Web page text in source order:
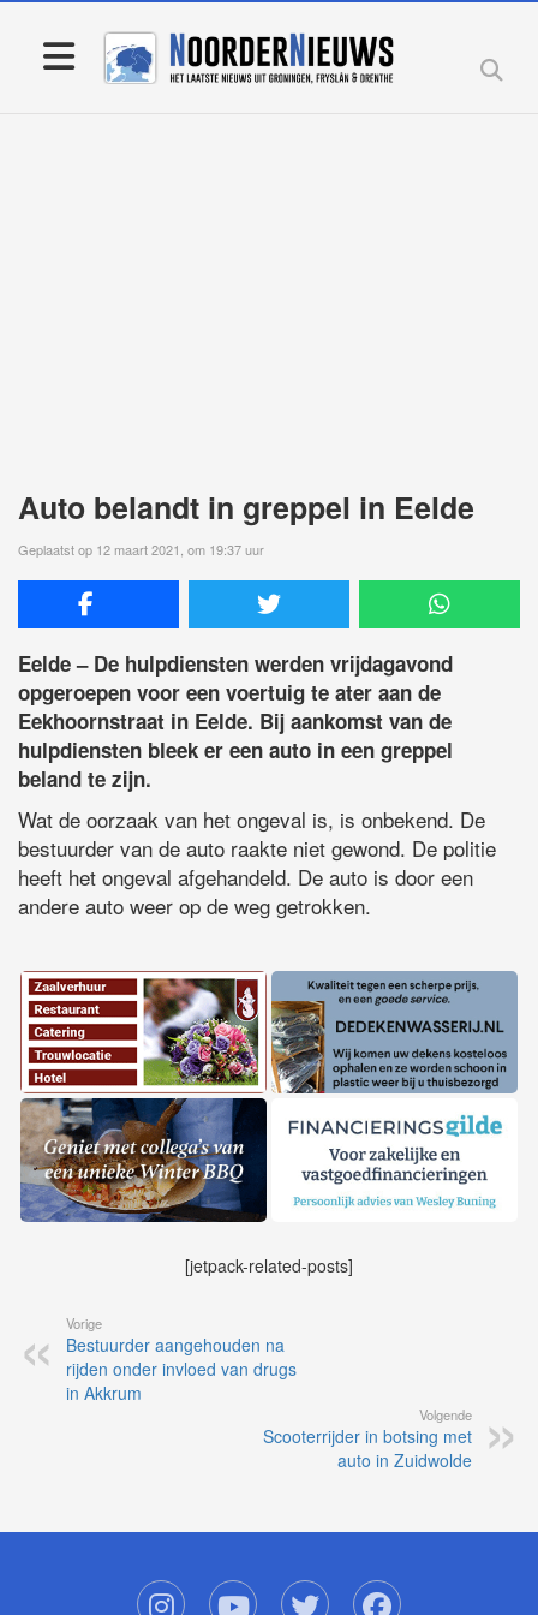
Auto belandt in greppel in Eelde
Geplaatst op 12 maart 2021, om 19:37 uur
Eelde – De hulpdiensten werden vrijdagavond
opgeroepen voor een voertuig te ater aan de
Eekhoornstraat in Eelde. Bij aankomst van de
hulpdiensten bleek er een auto in een greppel
beland te zijn.
Wat de oorzaak van het ongeval is, is onbekend. De
bestuurder van de auto raakte niet gewond. De politie
heeft het ongeval afgehandeld. De auto is door een
andere auto weer op de weg getrokken.
[jetpack-related-posts]
Vorige
Bestuurder aangehouden na
rijden onder invloed van drugs
in Akkrum
Volgende
Scooterrijder in botsing met
auto in Zuidwolde